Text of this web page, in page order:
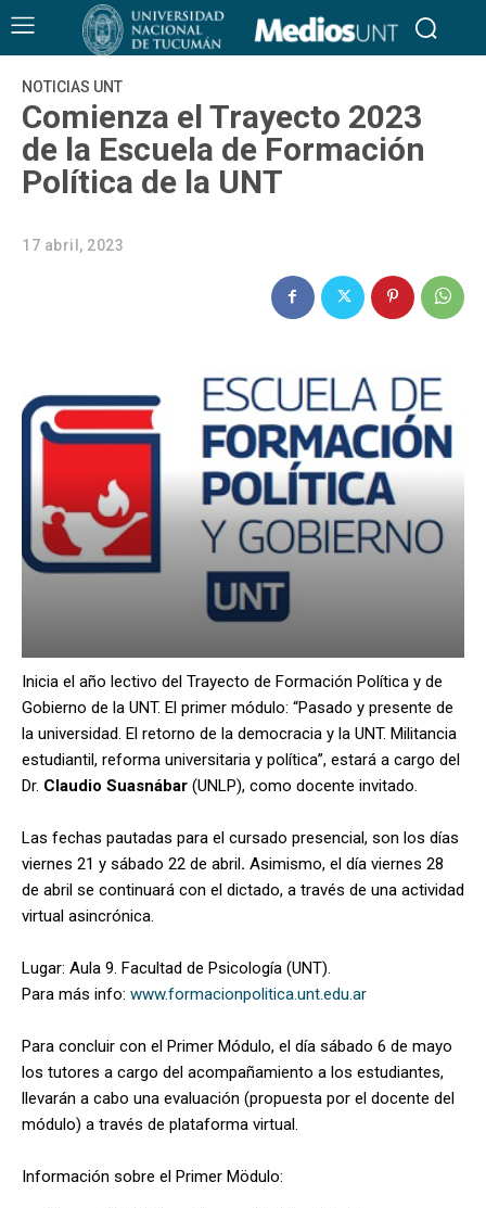
NOTICIAS UNT
Comienza el Trayecto 2023
de la Escuela de Formación
Política de la UNT
17 abril, 2023
Inicia el año lectivo del Trayecto de Formación Política y de
Gobierno de la UNT. El primer módulo: “Pasado y presente de
la universidad. El retorno de la democracia y la UNT. Militancia
estudiantil, reforma universitaria y política”, estará a cargo del
Dr. Claudio Suasnábar (UNLP), como docente invitado.
Las fechas pautadas para el cursado presencial, son los días
viernes 21 y sábado 22 de abril. Asimismo, el día viernes 28
de abril se continuará con el dictado, a través de una actividad
virtual asincrónica.
Lugar: Aula 9. Facultad de Psicología (UNT).
Para más info: www.formacionpolitica.unt.edu.ar
Para concluir con el Primer Módulo, el día sábado 6 de mayo
los tutores a cargo del acompañamiento a los estudiantes,
llevarán a cabo una evaluación (propuesta por el docente del
módulo) a través de plataforma virtual.
Información sobre el Primer Mödulo: